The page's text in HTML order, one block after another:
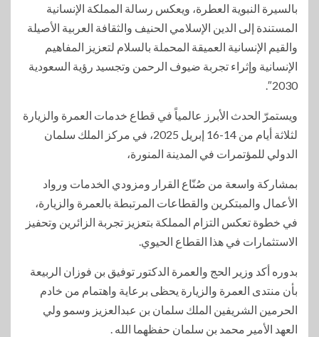
بالسيرة النبوية العطرة، ويعكس رسالة المملكة الإنسانية
المستندة إلى الدين الإسلامي الحنيف والثقافة العربية الأصيلة
والقيم الإنسانية العميقة المحملة بالسلام لتعزيز المفاهيم
الإنسانية وإثراء تجربة ضيوف الرحمن وتجسيد رؤية السعودية
2030″.
ويستمرّ الحدث الأبرز عالمياً في قطاع خدمات العمرة والزيارة
لثلاثة أيام من 14-16 إبريل 2025، في مركز الملك سلمان
الدولي للمؤتمرات في المدينة المنورة،
بمشاركة واسعة من صُنّاع القرار ومزودي الخدمات ورواد
الأعمال والمبتكرين والقطاعات المرتبطة بالعمرة والزيارة،
في خطوة تعكس التزام المملكة بتعزيز تجربة الزائرين وتحفيز
الاستثمارات في هذا القطاع الحيوي.
بدوره أكد وزير الحج والعمرة الدكتور توفيق بن فوزان الربيعة
بأن منتدى العمرة والزيارة يحظى برعاية واهتمام من خادم
الحرمين الشريفين الملك سلمان بن عبدالعزيز وسمو ولي
العهد الأمير محمد بن سلمان حفظهما الله .